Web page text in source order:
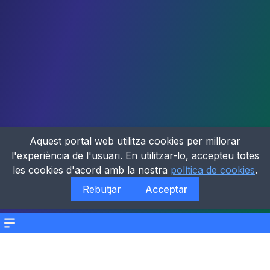
Menu
Aquest portal web utilitza cookies per millorar
l'experiència de l'usuari. En utilitzar-lo, accepteu totes
les cookies d'acord amb la nostra política de cookies.
Rebutjar
Acceptar